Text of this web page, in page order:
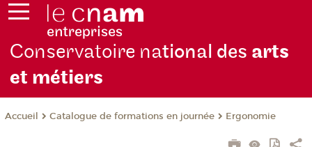
Conservatoire national des arts
et métiers
Accueil Catalogue de formations en journée Ergonomie